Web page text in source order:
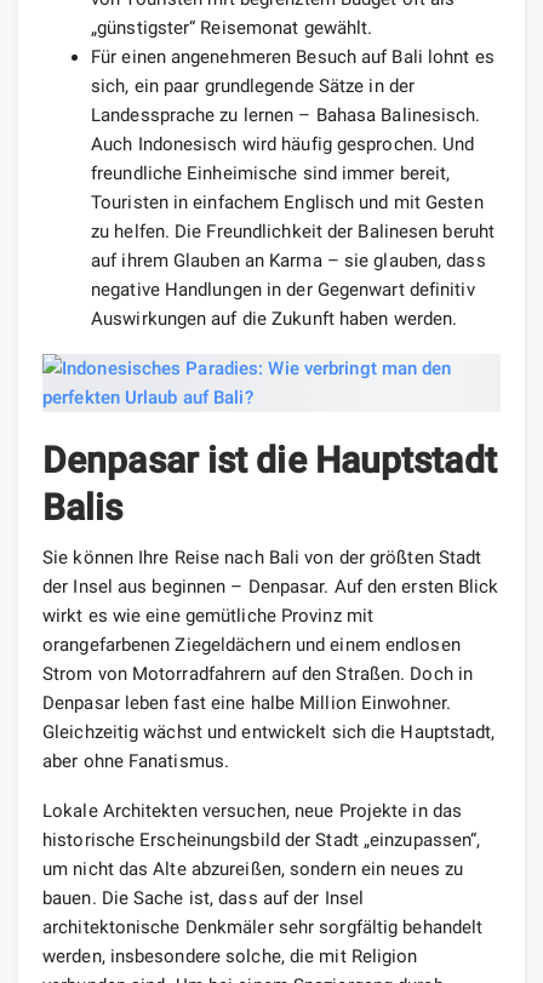
„günstigster“ Reisemonat gewählt.
Für einen angenehmeren Besuch auf Bali lohnt es
sich, ein paar grundlegende Sätze in der
Landessprache zu lernen – Bahasa Balinesisch.
Auch Indonesisch wird häufig gesprochen. Und
freundliche Einheimische sind immer bereit,
Touristen in einfachem Englisch und mit Gesten
zu helfen. Die Freundlichkeit der Balinesen beruht
auf ihrem Glauben an Karma – sie glauben, dass
negative Handlungen in der Gegenwart definitiv
Auswirkungen auf die Zukunft haben werden.
Denpasar ist die Hauptstadt
Balis
Sie können Ihre Reise nach Bali von der größten Stadt
der Insel aus beginnen – Denpasar. Auf den ersten Blick
wirkt es wie eine gemütliche Provinz mit
orangefarbenen Ziegeldächern und einem endlosen
Strom von Motorradfahrern auf den Straßen. Doch in
Denpasar leben fast eine halbe Million Einwohner.
Gleichzeitig wächst und entwickelt sich die Hauptstadt,
aber ohne Fanatismus.
Lokale Architekten versuchen, neue Projekte in das
historische Erscheinungsbild der Stadt „einzupassen“,
um nicht das Alte abzureißen, sondern ein neues zu
bauen. Die Sache ist, dass auf der Insel
architektonische Denkmäler sehr sorgfältig behandelt
werden, insbesondere solche, die mit Religion